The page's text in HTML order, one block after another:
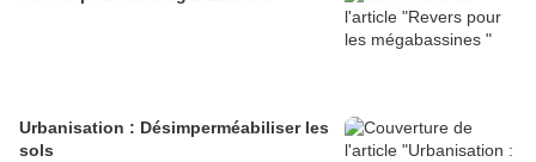
Urbanisation : Désimperméabiliser les
sols